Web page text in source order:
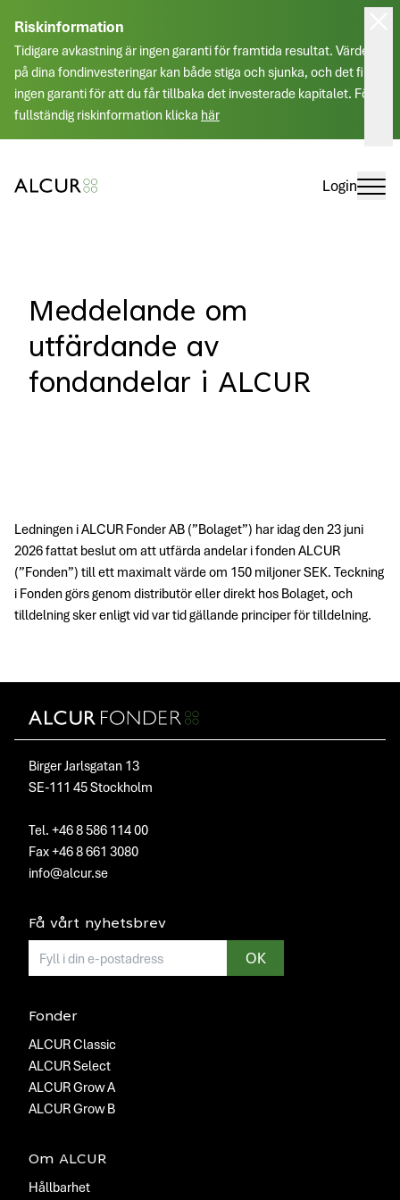
Riskinformation
Tidigare avkastning är ingen garanti för framtida resultat. Värdet
på dina fondinvesteringar kan både stiga och sjunka, och det finns
ingen garanti för att du får tillbaka det investerade kapitalet. För
fullständig riskinformation klicka här
Login
Meddelande om
utfärdande av
fondandelar i ALCUR
Ledningen i ALCUR Fonder AB (”Bolaget”) har idag den 23 juni
2026 fattat beslut om att utfärda andelar i fonden ALCUR
(”Fonden”) till ett maximalt värde om 150 miljoner SEK. Teckning
i Fonden görs genom distributör eller direkt hos Bolaget, och
tilldelning sker enligt vid var tid gällande principer för tilldelning.
Birger Jarlsgatan 13
SE-111 45 Stockholm
Tel. +46 8 586 114 00
Fax +46 8 661 3080
info@alcur.se
Få vårt nyhetsbrev
E-mailadress OK
Fonder
ALCUR Classic
ALCUR Select
ALCUR Grow A
ALCUR Grow B
Om ALCUR
Hållbarhet